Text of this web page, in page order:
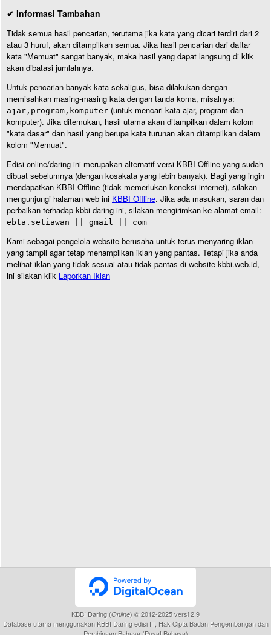
✔ Informasi Tambahan
Tidak semua hasil pencarian, terutama jika kata yang dicari terdiri dari 2
atau 3 huruf, akan ditampilkan semua. Jika hasil pencarian dari daftar
kata "Memuat" sangat banyak, maka hasil yang dapat langsung di klik
akan dibatasi jumlahnya.
Untuk pencarian banyak kata sekaligus, bisa dilakukan dengan
memisahkan masing-masing kata dengan tanda koma, misalnya:
ajar,program,komputer (untuk mencari kata ajar, program dan
komputer). Jika ditemukan, hasil utama akan ditampilkan dalam kolom
"kata dasar" dan hasil yang berupa kata turunan akan ditampilkan dalam
kolom "Memuat".
Edisi online/daring ini merupakan alternatif versi KBBI Offline yang sudah
dibuat sebelumnya (dengan kosakata yang lebih banyak). Bagi yang ingin
mendapatkan KBBI Offline (tidak memerlukan koneksi internet), silakan
mengunjungi halaman web ini KBBI Offline. Jika ada masukan, saran dan
perbaikan terhadap kbbi daring ini, silakan mengirimkan ke alamat email:
ebta.setiawan || gmail || com
Kami sebagai pengelola website berusaha untuk terus menyaring iklan
yang tampil agar tetap menampilkan iklan yang pantas. Tetapi jika anda
melihat iklan yang tidak sesuai atau tidak pantas di website kbbi.web.id,
ini silakan klik Laporkan Iklan
KBBI Daring (Online) © 2012-2025 versi 2.9
Database utama menggunakan KBBI Daring edisi III, Hak Cipta Badan Pengembangan dan